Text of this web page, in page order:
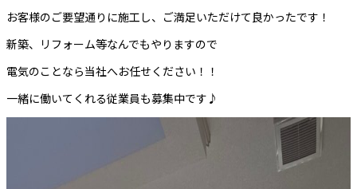
お客様のご要望通りに施工し、ご満足いただけて良かったです！
新築、リフォーム等なんでもやりますので
電気のことなら当社へお任せください！！
一緒に働いてくれる従業員も募集中です♪